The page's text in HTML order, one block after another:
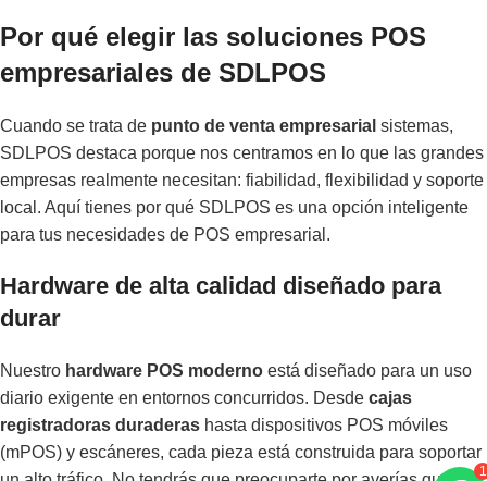
Por qué elegir las soluciones POS
empresariales de SDLPOS
Cuando se trata de punto de venta empresarial sistemas,
SDLPOS destaca porque nos centramos en lo que las grandes
empresas realmente necesitan: fiabilidad, flexibilidad y soporte
local. Aquí tienes por qué SDLPOS es una opción inteligente
para tus necesidades de POS empresarial.
Hardware de alta calidad diseñado para
durar
Nuestro hardware POS moderno está diseñado para un uso
diario exigente en entornos concurridos. Desde cajas
registradoras duraderas hasta dispositivos POS móviles
(mPOS) y escáneres, cada pieza está construida para soportar
1